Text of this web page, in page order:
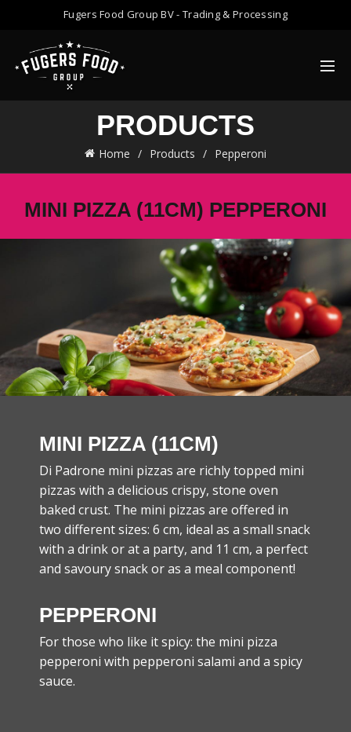
Fugers Food Group BV - Trading & Processing
PRODUCTS
Home Products Pepperoni
MINI PIZZA (11CM) PEPPERONI
MINI PIZZA (11CM)
Di Padrone mini pizzas are richly topped mini
pizzas with a delicious crispy, stone oven
baked crust. The mini pizzas are offered in
two different sizes: 6 cm, ideal as a small snack
with a drink or at a party, and 11 cm, a perfect
and savoury snack or as a meal component!
PEPPERONI
For those who like it spicy: the mini pizza
pepperoni with pepperoni salami and a spicy
sauce.